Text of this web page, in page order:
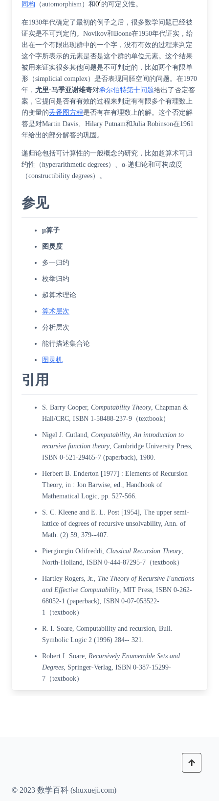
同构 （automorphism）和 的可定义性。
在1930年代确定了最初的例子之后，很多数学问题已经被
证实是不可判定的。Novikov和Boone在1950年代证实，给
出在一个有限出现群中的一个字，没有有效的过程来判定
这个字所表示的元素是否是这个群的单位元素。这个结果
被用来证实很多其他问题是不可判定的，比如两个有限单
形（simplicial complex）是否表现同胚空间的问题。在1970
年， 尤里·马季亚谢维奇对希尔伯特第十问题给出了否定答
案，它提问是否有有效的过程来判定有有限多个有理数上
的变量的丢番图方程是否有在有理数上的解。这个否定解
答是对Martin Davis、Hilary Putnam和Julia Robinson在1961
年给出的部分解答的巩固。
递归论包括可计算性的一般概念的研究，比如超算术可归
约性 （hyperarithmetic degrees）、α-递归论和可构成度
（constructibility degrees）。
参见
μ算子
图灵度
多一归约
枚举归约
超算术理论
算术层次
分析层次
能行描述集合论
图灵机
引用
S. Barry Cooper, Computability Theory, Chapman &
Hall/CRC, ISBN 1-58488-237-9 （textbook）
Nigel J. Cutland, Computability, An introduction to
recursive function theory, Cambridge University Press,
ISBN 0-521-29465-7 (paperback), 1980.
Herbert B. Enderton [1977] : Elements of Recursion
Theory, in : Jon Barwise, ed., Handbook of
Mathematical Logic, pp. 527-566.
S. C. Kleene and E. L. Post [1954], The upper semi-
lattice of degrees of recursive unsolvability, Ann. of
Math. (2) 59, 379--407.
Piergiorgio Odifreddi, Classical Recursion Theory,
North-Holland, ISBN 0-444-87295-7 （textbook）
Hartley Rogers, Jr., The Theory of Recursive Functions
and Effective Computability, MIT Press, ISBN 0-262-
68052-1 (paperback), ISBN 0-07-053522-
1 （textbook）
R. I. Soare, Computability and recursion, Bull.
Symbolic Logic 2 (1996) 284-- 321.
Robert I. Soare, Recursively Enumerable Sets and
Degrees, Springer-Verlag, ISBN 0-387-15299-
7 （textbook）
© 2023 数学百科 (shuxueji.com)